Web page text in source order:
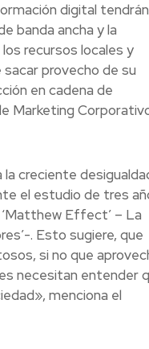
digital tendrán
banda ancha y la
recursos locales y
provecho de su
en cadena de
Marketing
creciente
el estudio de tres
Effect’ – La
. Esto sugiere, que
si no que
necesitan entender
menciona el